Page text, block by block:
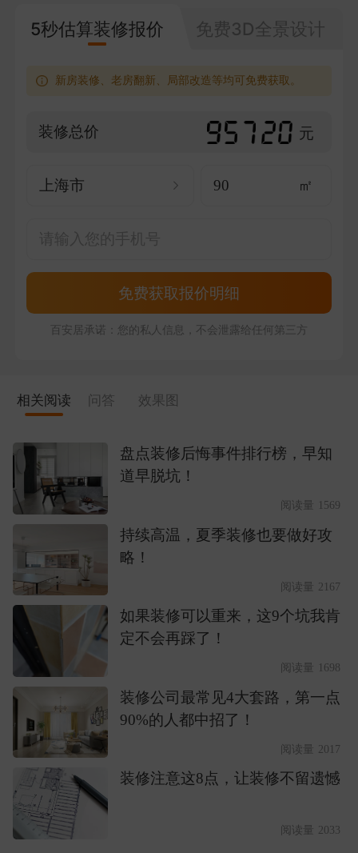
5秒估算装修报价 免费3D全景设计
新房装修、老房翻新、局部改造等均可免费获取。
装修总价 元
上海市 ㎡
免费获取报价明细
百安居承诺：您的私人信息，不会泄露给任何第三方
相关阅读 问答 效果图
盘点装修后悔事件排行榜，早知
道早脱坑！
阅读量 1569
持续高温，夏季装修也要做好攻
略！
阅读量 2167
如果装修可以重来，这9个坑我肯
定不会再踩了！
阅读量 1698
装修公司最常见4大套路，第一点
90%的人都中招了！
阅读量 2017
装修注意这8点，让装修不留遗憾
阅读量 2033